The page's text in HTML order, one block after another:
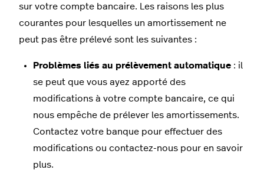
sur votre compte bancaire. Les raisons les plus
courantes pour lesquelles un amortissement ne
peut pas être prélevé sont les suivantes :
Problèmes liés au prélèvement automatique : il
se peut que vous ayez apporté des
modifications à votre compte bancaire, ce qui
nous empêche de prélever les amortissements.
Contactez votre banque pour effectuer des
modifications ou contactez-nous pour en savoir
plus.